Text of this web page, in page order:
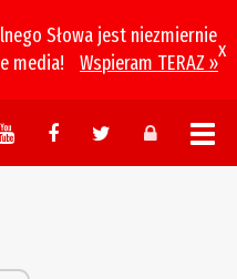
Słowa jest niezmiernie
media!
Wspieram TERAZ »
x